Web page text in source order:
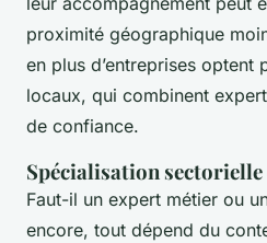
proximité géographique
en plus d’entreprises optent
locaux, qui combinent
de confiance.
Spécialisation
Faut-il un expert métier ou
encore, tout dépend du